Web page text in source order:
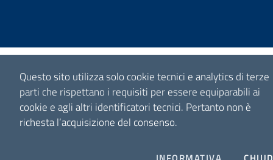
Questo sito utilizza solo cookie tecnici e analytics di terze
parti che rispettano i requisiti per essere equiparabili ai
cookie e agli altri identificatori tecnici. Pertanto non è
richesta l’acquisizione del consenso.